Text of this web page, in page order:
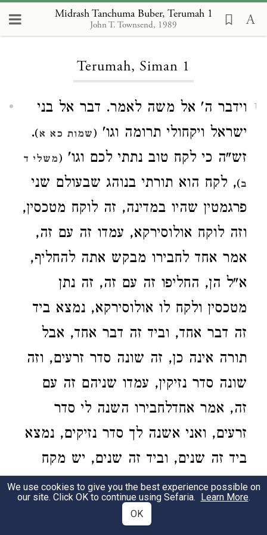
Midrash Tanchuma Buber, Terumah 1
John T. Townsend, 1989
Loading...
Terumah, Siman 1
1
וידבר ה' אל משה לאמר. דבר אל בני
ישראל ויקחולי תרומה וגו' (שמות כא א)
.
זש"ה כי לקח טוב נתתי לכם וגו' (משלי ד
ב), לקח הוא תורתי בנוהג שבעולם שני
פרגמטין שהיו במדינה, זה לוקח מטכסין,
וזה לוקח אולוסירקא, עמדו זה עם זה,
אמר אחד לחבירו מבקש אתה להחליף,
א"ל הן, החליפו זה עם זה, זה נתן
מטכסין ולקח לו אולוסירקא, נמצא ביד
זה דבר אחד, וביד זה דבר אחד, אבל
תורה אינה כן, זה שונה סדר זרעים, וזה
שונה סדר נזיקין, עמדו שניהם זה עם
זה, אמר אחדלחבירו השנה לי סדר
זרעים, ואני אשנה לך סדר נזיקים, נמצא
ביד זה שנים, וביד זה שנים, יש מקח
גדול מזה, הוי כי לקח טוב וגו'.
THEN THE LORD SPOKE
We use cookies to give you the best experience possible on
our site. Click OK to continue using Sefaria. Learn More.
OK